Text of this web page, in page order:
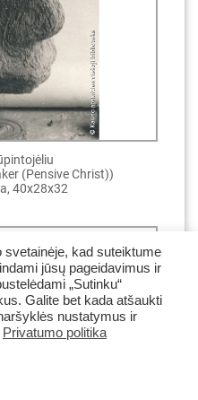
(Pensive Christ))
40x28x32
kad suteiktume
jūsų pageidavimus ir
„Sutinku“
Galite bet kada atšaukti
nustatymus ir
Privatumo politika